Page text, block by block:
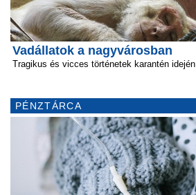
Vadállatok a nagyvárosban
Tragikus és vicces történetek karantén idején
PÉNZTÁRCA